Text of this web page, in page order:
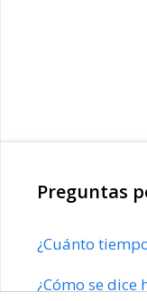
Preguntas
¿Cuánto
¿Cómo se dice